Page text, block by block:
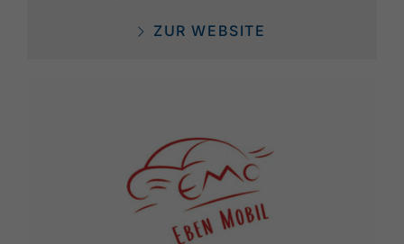
ZUR WEBSITE